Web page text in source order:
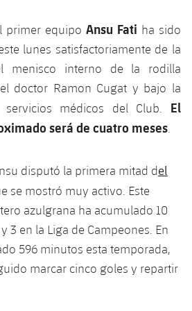
primer equipo Ansu Fati ha sido
lunes satisfactoriamente de la
menisco interno de la rodilla
doctor Ramon Cugat y bajo la
médicos del Club. El
será de cuatro meses
disputó la primera mitad del
se mostró muy activo. Este
azulgrana ha acumulado 10
3 en la Liga de Campeones. En
596 minutos esta temporada,
marcar cinco goles y repartir